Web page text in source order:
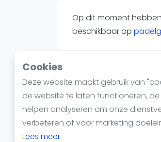
Cookies
Deze website maakt gebruik van
de website te laten functioneren,
helpen analyseren om onze
verbeteren of voor marketing
Lees meer
Op dit moment
beschikbaar op
Deelnames
2023
Eshuis - Veracket x